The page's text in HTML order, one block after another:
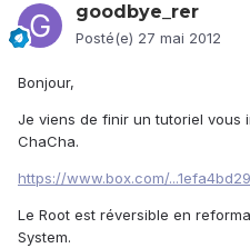
goodbye_rer
Posté(e) 27 mai 2012
Bonjour,
Je viens de finir un tutoriel vous
ChaCha.
https://www.box.com/
Le Root est réversible en
System.